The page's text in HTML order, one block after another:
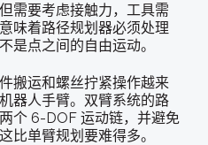
需要考虑接触力，工具需
味着路径规划器必须处理
是点之间的自由运动。
搬运和螺丝拧紧操作越来
器人手臂。双臂系统的路
个 6-DOF 运动链，并避免
比单臂规划要难得多。